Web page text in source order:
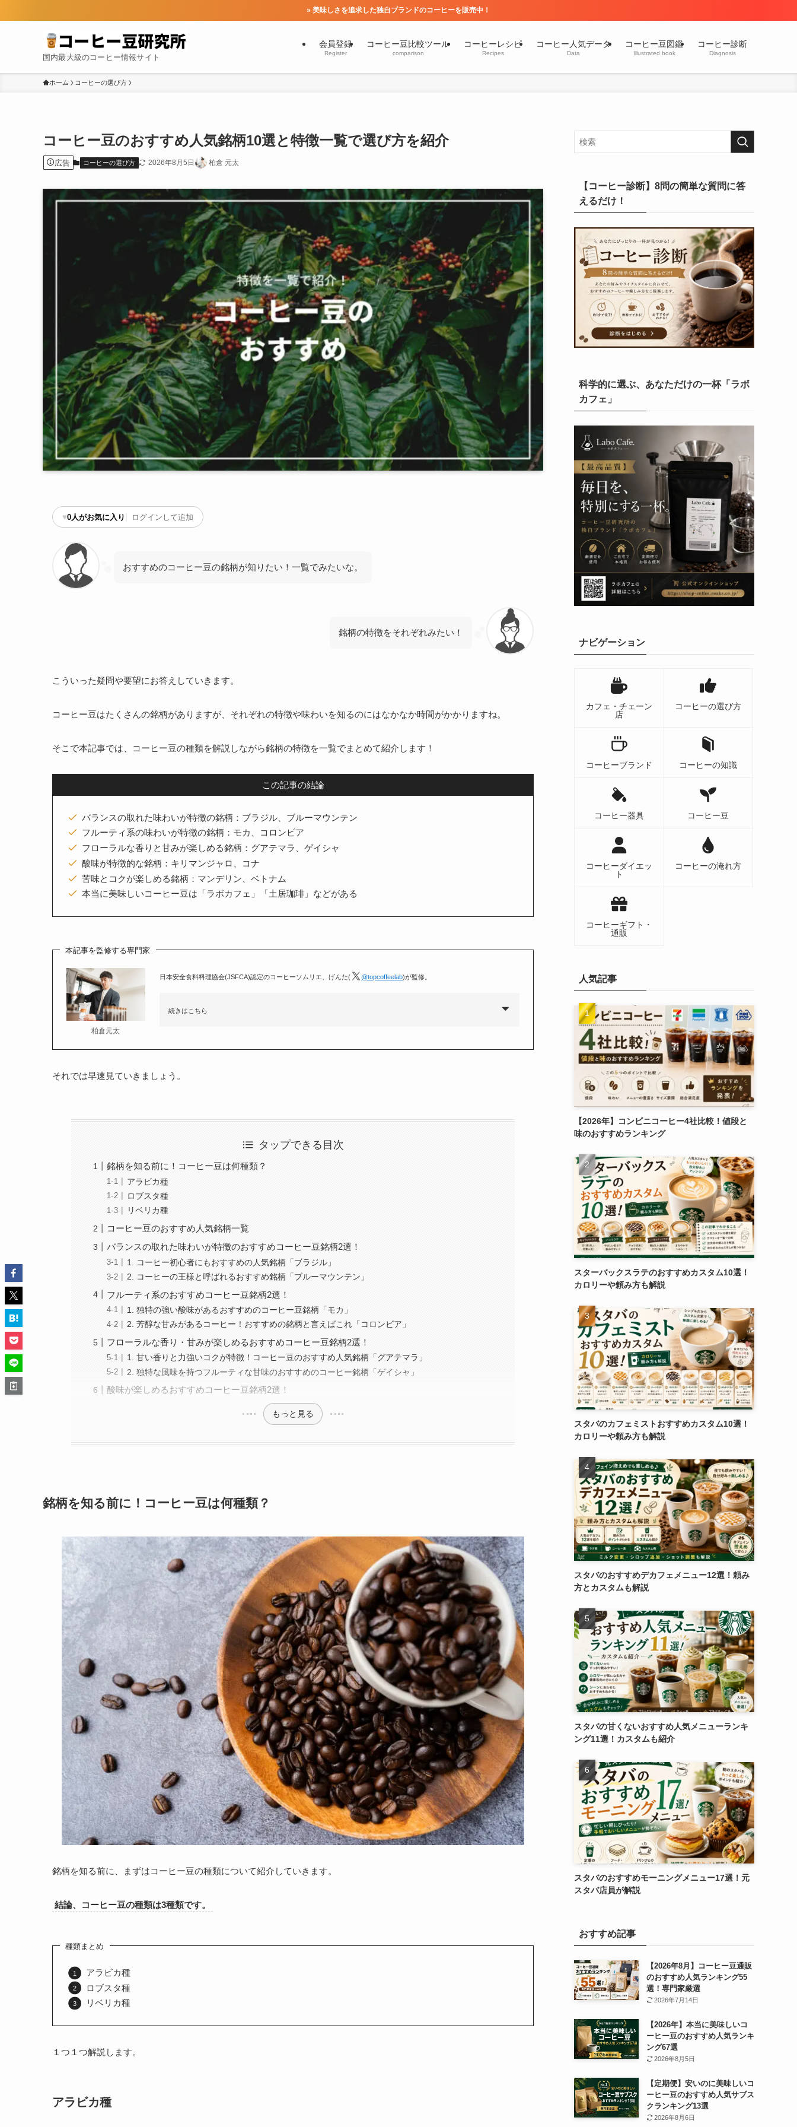
» 美味しさを追求した独自ブランドのコーヒーを販売中！
国内最大級のコーヒー情報サイト
会員登録
Register
コーヒー豆比較ツール
comparison
コーヒーレシピ
Recipes
コーヒー人気データ
Data
コーヒー豆図鑑
Illustrated book
コーヒー診断
Diagnosis
ホーム コーヒーの選び方
コーヒー豆のおすすめ人気銘柄10選と特徴一覧で選び方を紹介
広告 コーヒーの選び方 2026年8月5日 柏倉 元太
♥0 人がお気に入り ログインして追加
おすすめのコーヒー豆の銘柄が知りたい！一覧でみたいな。
銘柄の特徴をそれぞれみたい！
こういった疑問や要望にお答えしていきます。
コーヒー豆はたくさんの銘柄がありますが、それぞれの特徴や味わいを知るのにはなかなか時間がかかりますね。
そこで本記事では、コーヒー豆の種類を解説しながら銘柄の特徴を一覧でまとめて紹介します！
この記事の結論
バランスの取れた味わいが特徴の銘柄：ブラジル、ブルーマウンテン
フルーティ系の味わいが特徴の銘柄：モカ、コロンビア
フローラルな香りと甘みが楽しめる銘柄：グアテマラ、ゲイシャ
酸味が特徴的な銘柄：キリマンジャロ、コナ
苦味とコクが楽しめる銘柄：マンデリン、ベトナム
本当に美味しいコーヒー豆は「ラボカフェ」「土居珈琲」などがある
本記事を監修する専門家
柏倉元太
日本安全食料料理協会(JSFCA)認定のコーヒーソムリエ、げんた( @topcoffeelab)が監修。
続きはこちら
それでは早速見ていきましょう。
タップできる目次
銘柄を知る前に！コーヒー豆は何種類？
アラビカ種
ロブスタ種
リベリカ種
コーヒー豆のおすすめ人気銘柄一覧
バランスの取れた味わいが特徴のおすすめコーヒー豆銘柄2選！
1. コーヒー初心者にもおすすめの人気銘柄「ブラジル」
2. コーヒーの王様と呼ばれるおすすめ銘柄「ブルーマウンテン」
フルーティ系のおすすめコーヒー豆銘柄2選！
1. 独特の強い酸味があるおすすめのコーヒー豆銘柄「モカ」
2. 芳醇な甘みがあるコーヒー！おすすめの銘柄と言えばこれ「コロンビア」
フローラルな香り・甘みが楽しめるおすすめコーヒー豆銘柄2選！
1. 甘い香りと力強いコクが特徴！コーヒー豆のおすすめ人気銘柄「グアテマラ」
2. 独特な風味を持つフルーティな甘味のおすすめのコーヒー銘柄「ゲイシャ」
酸味が楽しめるおすすめコーヒー豆銘柄2選！
もっと見る
銘柄を知る前に！コーヒー豆は何種類？
銘柄を知る前に、まずはコーヒー豆の種類について紹介していきます。
結論、コーヒー豆の種類は3種類です。
種類まとめ
アラビカ種
ロブスタ種
リベリカ種
１つ１つ解説します。
アラビカ種
【コーヒー診断】8問の簡単な質問に答
えるだけ！
科学的に選ぶ、あなただけの一杯「ラボ
カフェ」
ナビゲーション
カフェ・チェーン
店
コーヒーの選び方
コーヒーブランド コーヒーの知識
コーヒー器具 コーヒー豆
コーヒーダイエッ
ト
コーヒーの淹れ方
コーヒーギフト・
通販
人気記事
【2026年】コンビニコーヒー4社比較！値段と
味のおすすめランキング
スターバックスラテのおすすめカスタム10選！
カロリーや頼み方も解説
スタバのカフェミストおすすめカスタム10選！
カロリーや頼み方も解説
スタバのおすすめデカフェメニュー12選！頼み
方とカスタムも解説
スタバの甘くないおすすめ人気メニューランキ
ング11選！カスタムも紹介
スタバのおすすめモーニングメニュー17選！元
スタバ店員が解説
おすすめ記事
【2026年8月】コーヒー豆通販
のおすすめ人気ランキング55
選！専門家厳選
2026年7月14日
【2026年】本当に美味しいコ
ーヒー豆のおすすめ人気ランキ
ング67選
2026年8月5日
【定期便】安いのに美味しいコ
ーヒー豆のおすすめ人気サブス
クランキング13選
2026年8月6日